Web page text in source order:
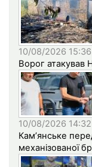
10/08/2026 15:36
Ворог атакував
10/08/2026 14:32
Кам’янське
механізованої